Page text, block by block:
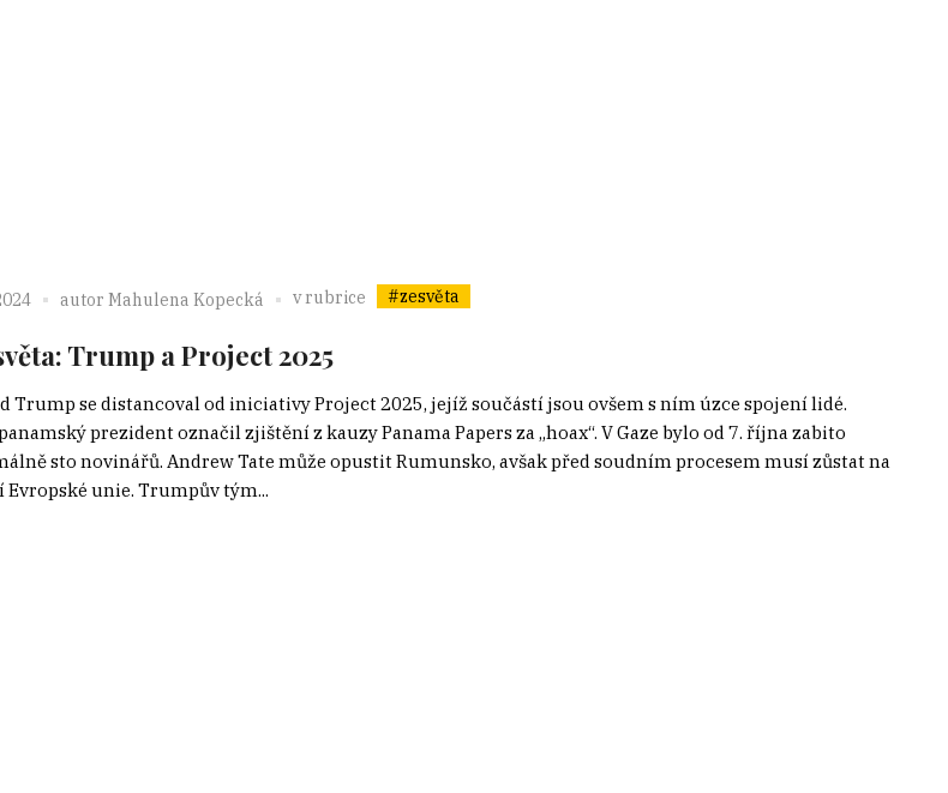
autor Mahulena Kopecká v rubrice #zesvěta
Trump a Project 2025
Trump se distancoval od iniciativy Project 2025, jejíž součástí jsou ovšem s ním úzce spojení lidé.
prezident označil zjištění z kauzy Panama Papers za „hoax“. V Gaze bylo od 7. října zabito
sto novinářů. Andrew Tate může opustit Rumunsko, avšak před soudním procesem musí zůstat na
Evropské unie. Trumpův tým...